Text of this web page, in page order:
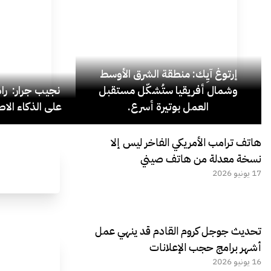
إرتوغ آيِك: منطقة الشرق الأوسط
وشمال أفريقيا ستُشكّل مستقبل
العمل بوتيرة أسرع.
نجيب جرار:
على الذكاء
هاتف ترامب الأمريكي الفاخر ليس إلا
نسخة معدلة من هاتف صيني
17 يونيو 2026
تحديث جوجل كروم القادم قد ينهي عمل
أشهر برامج حجب الإعلانات
16 يونيو 2026